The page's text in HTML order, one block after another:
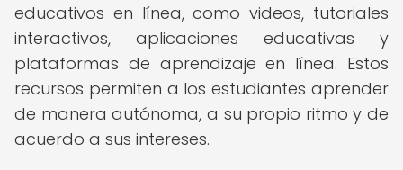
educativos en línea, como videos, tutoriales
interactivos, aplicaciones educativas y
plataformas de aprendizaje en línea. Estos
recursos permiten a los estudiantes aprender
de manera autónoma, a su propio ritmo y de
acuerdo a sus intereses.